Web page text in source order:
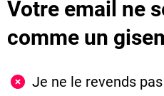
Votre email ne
comme un
Je ne le revends